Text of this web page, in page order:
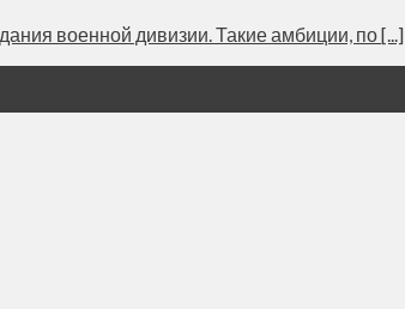
военной дивизии. Такие амбиции, по [...]